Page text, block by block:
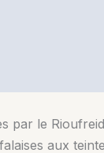
par le
aux